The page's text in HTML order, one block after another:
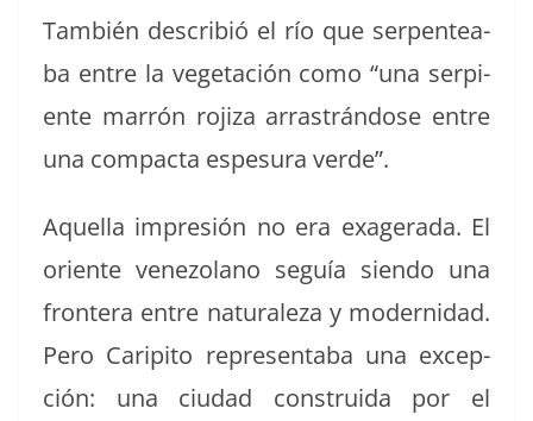
Tam­bién describió el río que ser­pen­te­a­
ba entre la veg­etación como “una ser­pi­
ente mar­rón rojiza arras­trán­dose entre
una com­pacta espesura verde”.
Aque­l­la impre­sión no era exager­a­da. El
ori­ente vene­zolano seguía sien­do una
fron­tera entre nat­u­raleza y mod­ernidad.
Pero Carip­i­to rep­re­senta­ba una excep­
ción: una ciu­dad con­stru­i­da por el